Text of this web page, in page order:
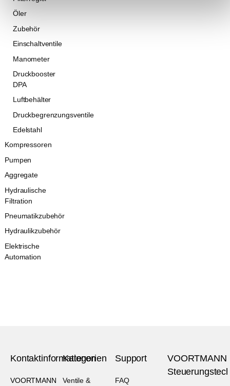
Öler
Zubehör
Einschaltventile
Manometer
Druckbooster
DPA
Luftbehälter
Druckbegrenzungsventile
Edelstahl
Kompressoren
Pumpen
Aggregate
Hydraulische
Filtration
Pneumatikzubehör
Hydraulikzubehör
Elektrische
Automation
Kontaktinformationen
VOORTMANN
Kategorien
Ventile &
Support
FAQ
VOORTMANN